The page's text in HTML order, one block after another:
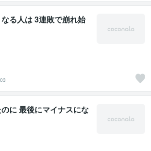
る人は 3連敗で崩れ始
に 最後にマイナスにな